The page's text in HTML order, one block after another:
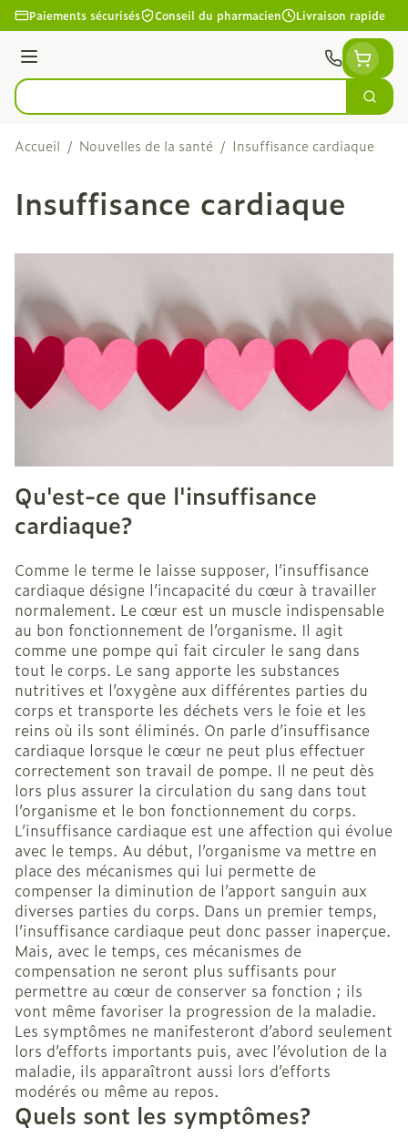
Aller au contenu
Paiements sécurisés Conseil du pharmacien Livraison rapide
Menu
Rechercher
Accueil / Nouvelles de la santé / Insuffisance cardiaque
Insuffisance cardiaque
Qu'est-ce que l'insuffisance
cardiaque?
Comme le terme le laisse supposer, l’insuffisance
cardiaque désigne l’incapacité du cœur à travailler
normalement. Le cœur est un muscle indispensable
au bon fonctionnement de l’organisme. Il agit
comme une pompe qui fait circuler le sang dans
tout le corps. Le sang apporte les substances
nutritives et l’oxygène aux différentes parties du
corps et transporte les déchets vers le foie et les
reins où ils sont éliminés. On parle d’insuffisance
cardiaque lorsque le cœur ne peut plus effectuer
correctement son travail de pompe. Il ne peut dès
lors plus assurer la circulation du sang dans tout
l’organisme et le bon fonctionnement du corps.
L’insuffisance cardiaque est une affection qui évolue
avec le temps. Au début, l’organisme va mettre en
place des mécanismes qui lui permette de
compenser la diminution de l’apport sanguin aux
diverses parties du corps. Dans un premier temps,
l’insuffisance cardiaque peut donc passer inaperçue.
Mais, avec le temps, ces mécanismes de
compensation ne seront plus suffisants pour
permettre au cœur de conserver sa fonction ; ils
vont même favoriser la progression de la maladie.
Les symptômes ne manifesteront d’abord seulement
lors d’efforts importants puis, avec l’évolution de la
maladie, ils apparaîtront aussi lors d’efforts
modérés ou même au repos.
Quels sont les symptômes?